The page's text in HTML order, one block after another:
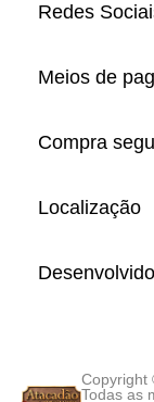
Redes
Meios de
Compra
Localização
Copyright
Todas as